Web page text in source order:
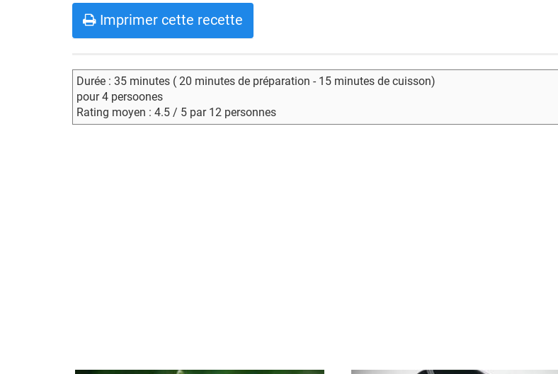
Imprimer cette recette
Durée : 35 minutes ( 20 minutes de préparation - 15 minutes de cuisson)
pour 4 persoones
Rating moyen : 4.5 / 5 par 12 personnes